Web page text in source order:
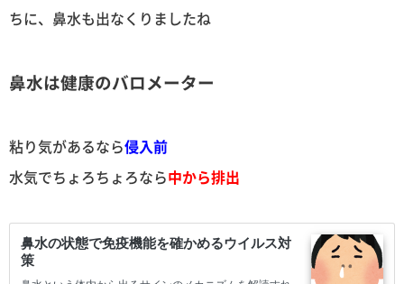
ちに、鼻水も出なくりましたね
鼻水は健康のバロメーター
粘り気があるなら侵入前
水気でちょろちょろなら中から排出